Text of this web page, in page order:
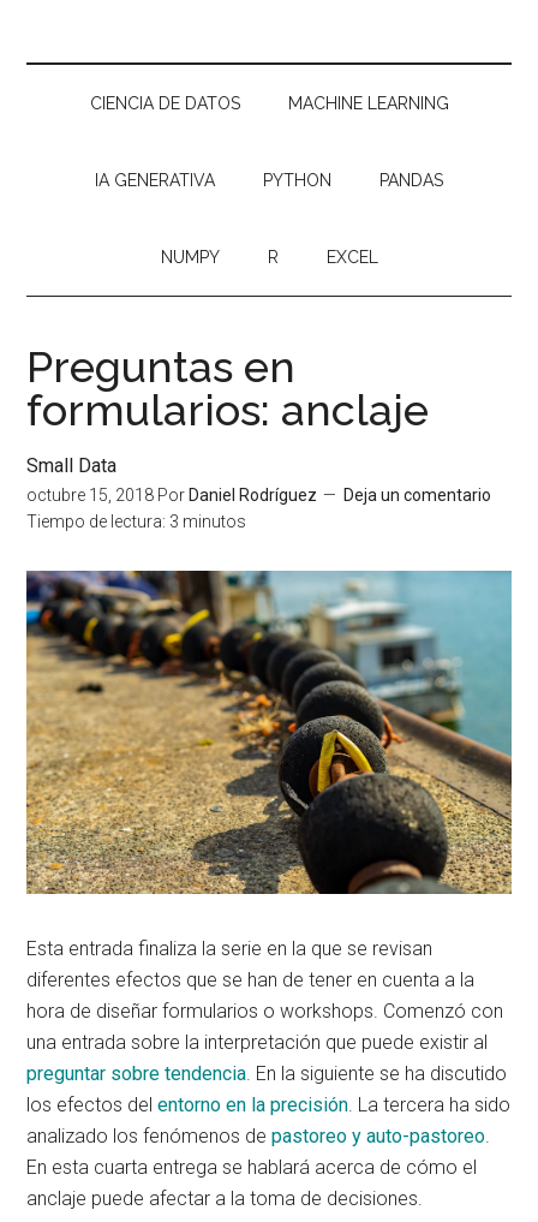
CIENCIA DE DATOS MACHINE LEARNING
IA GENERATIVA PYTHON PANDAS
NUMPY R EXCEL
Preguntas en
formularios: anclaje
Small Data
octubre 15, 2018 Por Daniel Rodríguez
Deja un comentario
Tiempo de lectura: 3 minutos
Esta entrada finaliza la serie en la que se revisan
diferentes efectos que se han de tener en cuenta a la
hora de diseñar formularios o workshops. Comenzó con
una entrada sobre la interpretación que puede existir al
preguntar sobre tendencia . En la siguiente se ha discutido
los efectos delentorno en la precisión . La tercera ha sido
analizado los fenómenos depastoreo y auto-pastoreo
En esta cuarta entrega se hablará acerca de cómo el
anclaje puede afectar a la toma de decisiones.